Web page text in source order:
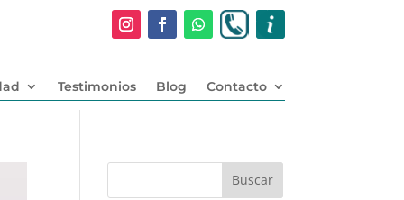
Testimonios Blog Contacto
Buscar